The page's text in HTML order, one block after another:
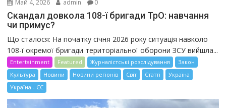
Май 4, 2026 admin 0
Скандал довкола 108-ї бригади ТрО: навчання
чи примус?
Що сталося: На початку січня 2026 року ситуація навколо
108-ї окремої бригади територіальної оборони ЗСУ вийшла...
Entertainment Featured Журналістські розслідування
Закон
Культура
Новини Новини регіонів Світ Статті
Україна
Україна - ЄС